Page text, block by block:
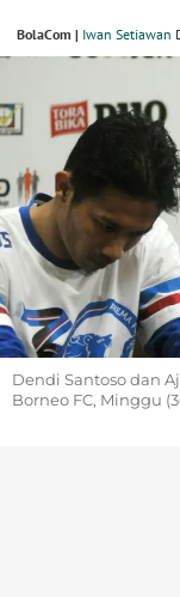
BolaCom | Iwan Setiawan
Dendi Santoso dan
Borneo FC, Minggu